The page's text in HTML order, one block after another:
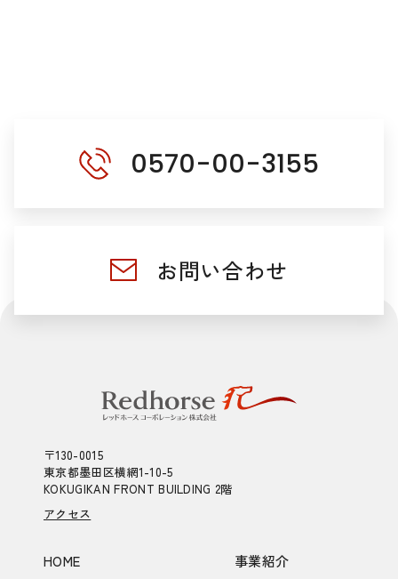
0570-00-3155
お問い合わせ
〒130-0015
東京都墨田区横網1-10-5
KOKUGIKAN FRONT BUILDING 2階
アクセス
HOME
事業紹介